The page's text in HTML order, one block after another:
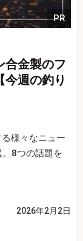
PR
金製のフ
今週の釣り
様々なニュー
。8つの話題を
2026年2月2日